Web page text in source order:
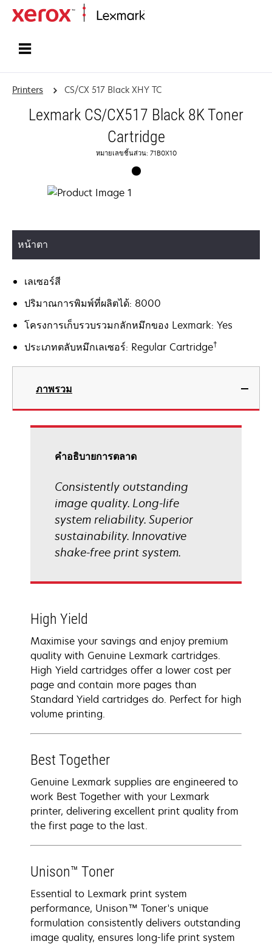
Printers CS/CX 517 Black XHY TC
Lexmark CS/CX517 Black 8K Toner
Cartridge
หมายเลขชิ้นส่วน: 71B0X10
หน้าตา
เลเซอร์สี
ปริมาณการพิมพ์ที่ผลิตได้: 8000
โครงการเก็บรวบรวมกลักหมึกของ Lexmark: Yes
ประเภทตลับหมึกเลเซอร์: Regular Cartridge†
ภาพรวม
คําอธิบายการตลาด
Consistently outstanding
image quality. Long-life
system reliability. Superior
sustainability. Innovative
shake-free print system.
High Yield
Maximise your savings and enjoy premium
quality with Genuine Lexmark cartridges.
High Yield cartridges offer a lower cost per
page and contain more pages than
Standard Yield cartridges do. Perfect for high
volume printing.
Best Together
Genuine Lexmark supplies are engineered to
work Best Together with your Lexmark
printer, delivering excellent print quality from
the first page to the last.
Unison™ Toner
Essential to Lexmark print system
performance, Unison™ Toner's unique
formulation consistently delivers outstanding
image quality, ensures long-life print system